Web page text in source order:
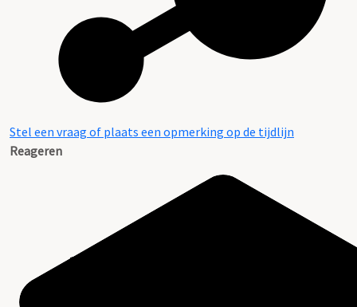
Stel een vraag of plaats een opmerking op de tijdlijn
Reageren